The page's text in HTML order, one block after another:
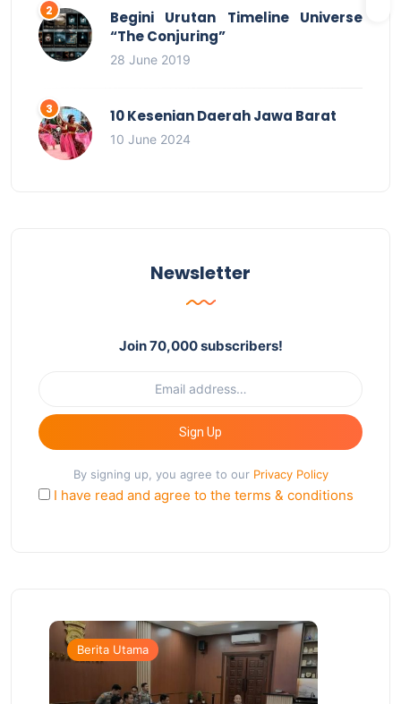
Begini Urutan Timeline Universe
“The Conjuring”
28 June 2019
10 Kesenian Daerah Jawa Barat
10 June 2024
Newsletter
Join 70,000 subscribers!
Sign Up
By signing up, you agree to our Privacy Policy
I have read and agree to the terms & conditions
Berita Utama